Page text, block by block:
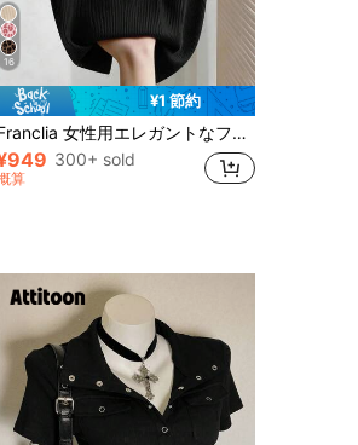
16
¥1 節約
Franclia 女性用エレガントなフィッテッドラウンドネックビーズ付きリブ編みショートスリーブTシャツ
300+ sold
算